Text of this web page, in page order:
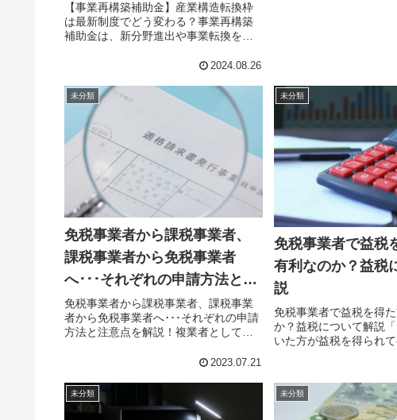
【事業再構築補助金】産業構造転換枠
は最新制度でどう変わる？事業再構築
補助金は、新分野進出や事業転換を目
制度内では、成長促進やコロナ回復な
2021年3月に始まって以来、公募のた...
2024.08.26
未分類
免税事業者から課税事業者、
課税事業者から免税事業者
へ･･･それぞれの申請方法と注
意点を解説！
免税事業者から課税事業者、課税事業
者から免税事業者へ･･･それぞれの申請
方法と注意点を解説！複業者として活
だった事業者が課税事業者になる、あ
者となる、といった状況が発生する...
2023.07.21
未分類
免税事業者で益税
有利なのか？益税
説
免税事業者で益税を得
か？益税について解説
いた方が益税を得られ
か？」「これから事業
税について知りたい」
をお持ちの方もいらっ
いでしょうか。この記事
者が得...
未分類 未分類